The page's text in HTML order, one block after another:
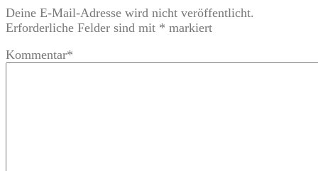
Deine E-Mail-Adresse wird nicht veröffentlicht.
Erforderliche Felder sind mit * markiert
Kommentar*